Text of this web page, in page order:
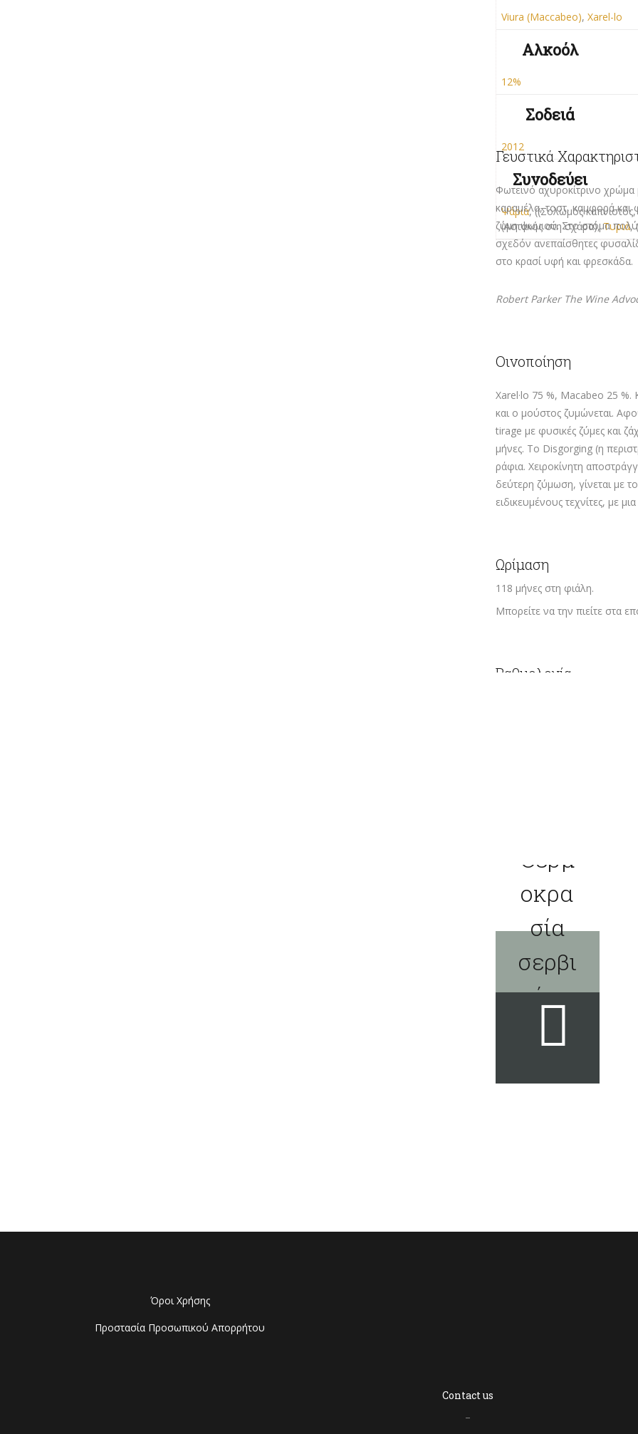
Viura (Maccabeo),Xarel-lo
Αλκοόλ
12%
Σοδειά
2012
Συνοδεύει
Ψάρια, ((Σολωμός
(Αστακός στη σχάρα),Τυριά,
Γευστικά
Φωτεινό αχυροκίτρινο
καραμέλα, τοστ, καμφορά και
ζύμη ψωμιού. Στο στόμα πολύ
σχεδόν ανεπαίσθητες
στο κρασί υφή και φρεσκάδα.
Robert Parker The Wine
Οινοποίηση
Xarel·lo 75 %, Macabeo 25 %.
και ο μούστος ζυμώνεται.
tirage με φυσικές ζύμες και
μήνες. To Disgorging (η
ράφια. Χειροκίνητη
δεύτερη ζύμωση, γίνεται με
ειδικευμένους τεχνίτες, με
Ωρίμαση
118 μήνες στη φιάλη.
Μπορείτε να την πιείτε στα
Βαθμολογία
Θερμ
οκρα
σία
σερβι
ρίσμ
Όροι Χρήσης
Προστασία Προσωπικού Απορρήτου
Contact us
–